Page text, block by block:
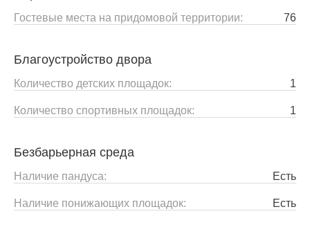
Гостевые места на придомовой территории: 76
Благоустройство двора
Количество детских площадок: 1
Количество спортивных площадок: 1
Безбарьерная среда
Наличие пандуса: Есть
Наличие понижающих площадок: Есть